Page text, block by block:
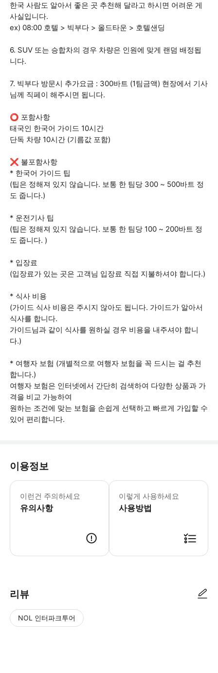
한국 사람도 알아서 좋은 곳 추천해 달라고 하시면 어려운 게
사실입니다.
ex) 08:00 호텔 > 빅부다 > 올드타운 > 호텔샌딩
6. SUV 또는 승합차의 경우 차량은 인원에 맞게 랜덤 배정됩
니다.
7. 빅부다 방문시 추가요금 : 300바트 (1팀금액) 현장에서 기사
님께 직페이 해주시면 됩니다.
⭕ 포함사항
태국인 한국어 가이드 10시간
단독 차량 10시간 (기름값 포함)
❌ 불포함사항
* 한국어 가이드 팁
(팁은 정해져 있지 않습니다. 보통 한 팀당 300 ~ 500바트 정
도 줍니다.)
* 운전기사 팁
(팁은 정해져 있지 않습니다. 보통 한 팀당 100 ~ 200바트 정
도 줍니다. )
* 입장료
(입장료가 있는 곳은 고객님 입장료 직접 지불하셔야 합니다.)
* 식사 비용
(가이드 식사 비용은 주시지 않아도 됩니다. 가이드가 알아서
식사를 합니다.
가이드님과 같이 식사를 원하실 경우 비용을 내주셔야 합니
다.)
* 여행자 보험 (개별적으로 여행자 보험을 꼭 드시는 걸 추천
합니다.)
여행자 보험은 인터넷에서 간단히 검색하여 다양한 상품과 가
격을 비교 가능하여
원하는 조건에 맞는 보험을 손쉽게 선택하고 빠르게 가입할 수
있어 편리합니다.
이용정보
이런건 주의하세요
유의사항
이렇게 사용하세요
사용방법
리뷰
NOL 인터파크투어